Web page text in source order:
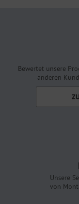
Bewertet unsere
anderen
Unsere
von